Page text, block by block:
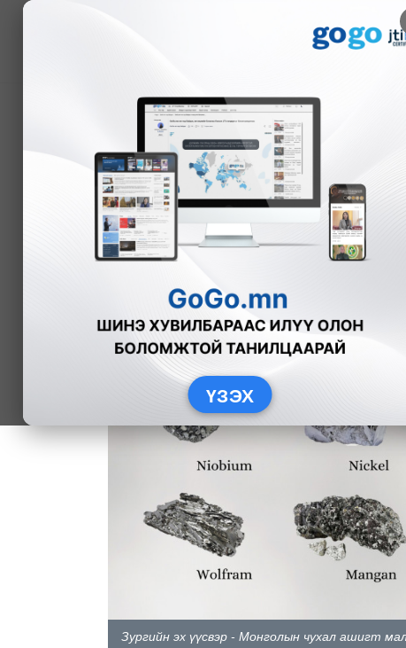
ҮЗЭХ
Мэдээ
Монгол дахин
Б.Эрдэнэчимэг Эдийн засаг
Зургийн эх үүсвэр - Монголын чухал ашигт